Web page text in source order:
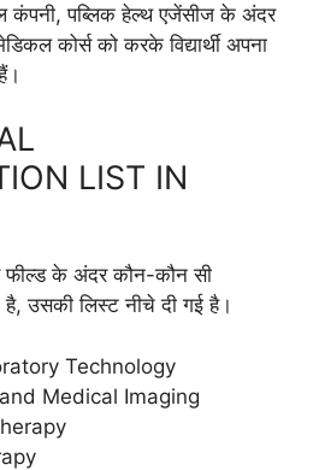
कंपनी, पब्लिक हेल्थ एजेंसीज के अंदर
कोर्स को करके विद्यार्थी अपना
LIST IN
के अंदर कौन-कौन सी
है, उसकी लिस्ट नीचे दी गई है।
Technology
Medical Imaging